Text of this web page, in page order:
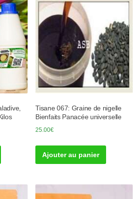
Tisane 067: Graine de nigelle
Bienfaits Panacée universelle
25.00€
Ajouter au panier